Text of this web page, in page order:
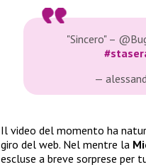
"Sincero" –
—
Il video del momento ha
giro del web. Nel mentre la
escluse a breve sorprese per